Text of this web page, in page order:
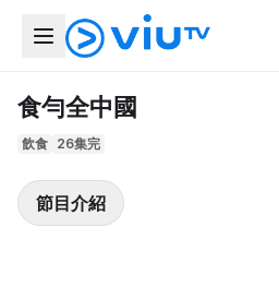
食勻全中國
飲食 26集完
節目介紹